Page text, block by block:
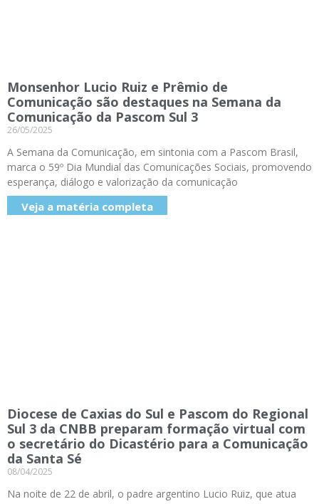
Monsenhor Lucio Ruiz e Prêmio de
Comunicação são destaques na Semana da
Comunicação da Pascom Sul 3
26/05/2025
A Semana da Comunicação, em sintonia com a Pascom Brasil,
marca o 59º Dia Mundial das Comunicações Sociais, promovendo
esperança, diálogo e valorização da comunicação
Veja a matéria completa
Diocese de Caxias do Sul e Pascom do Regional
Sul 3 da CNBB preparam formação virtual com
o secretário do Dicastério para a Comunicação
da Santa Sé
08/04/2025
Na noite de 22 de abril, o padre argentino Lucio Ruiz, que atua